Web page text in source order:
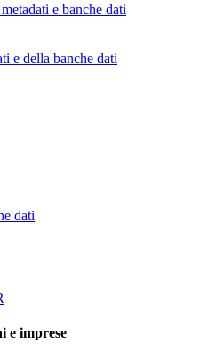
e banche dati
e della banche dati
dati
e imprese